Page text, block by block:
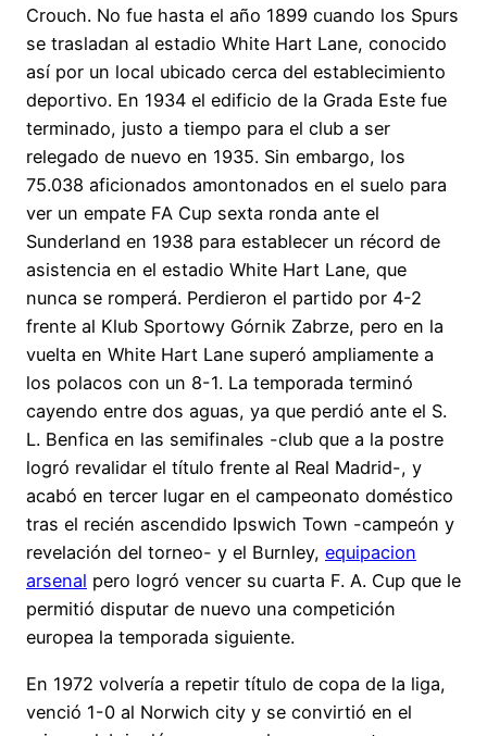
Crouch. No fue hasta el año 1899 cuando los Spurs
se trasladan al estadio White Hart Lane, conocido
así por un local ubicado cerca del establecimiento
deportivo. En 1934 el edificio de la Grada Este fue
terminado, justo a tiempo para el club a ser
relegado de nuevo en 1935. Sin embargo, los
75.038 aficionados amontonados en el suelo para
ver un empate FA Cup sexta ronda ante el
Sunderland en 1938 para establecer un récord de
asistencia en el estadio White Hart Lane, que
nunca se romperá. Perdieron el partido por 4-2
frente al Klub Sportowy Górnik Zabrze, pero en la
vuelta en White Hart Lane superó ampliamente a
los polacos con un 8-1. La temporada terminó
cayendo entre dos aguas, ya que perdió ante el S.
L. Benfica en las semifinales -club que a la postre
logró revalidar el título frente al Real Madrid-, y
acabó en tercer lugar en el campeonato doméstico
tras el recién ascendido Ipswich Town -campeón y
revelación del torneo- y el Burnley, equipacion
arsenal pero logró vencer su cuarta F. A. Cup que le
permitió disputar de nuevo una competición
europea la temporada siguiente.
En 1972 volvería a repetir título de copa de la liga,
venció 1-0 al Norwich city y se convirtió en el